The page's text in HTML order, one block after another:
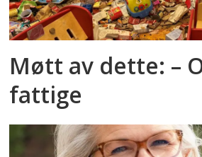
Møtt av dette: –
fattige